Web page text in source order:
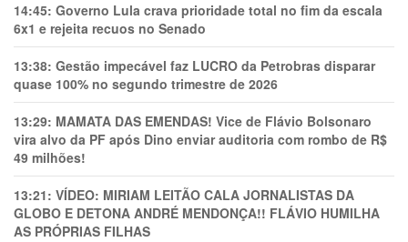
14:45: Governo Lula crava prioridade total no fim da escala
6x1 e rejeita recuos no Senado
13:38: Gestão impecável faz LUCRO da Petrobras disparar
quase 100% no segundo trimestre de 2026
13:29: MAMATA DAS EMENDAS! Vice de Flávio Bolsonaro
vira alvo da PF após Dino enviar auditoria com rombo de R$
49 milhões!
13:21: VÍDEO: MIRIAM LEITÃO CALA JORNALISTAS DA
GLOBO E DETONA ANDRÉ MENDONÇA!! FLÁVIO HUMILHA
AS PRÓPRIAS FILHAS